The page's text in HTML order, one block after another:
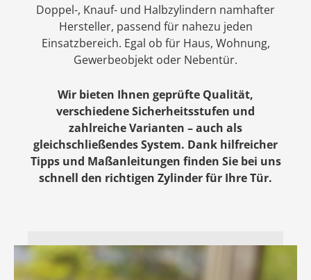
Doppel-, Knauf- und Halbzylindern namhafter
Hersteller, passend für nahezu jeden
Einsatzbereich. Egal ob für Haus, Wohnung,
Gewerbeobjekt oder Nebentür.
Wir bieten Ihnen geprüfte Qualität,
verschiedene Sicherheitsstufen und
zahlreiche Varianten – auch als
gleichschließendes System. Dank hilfreicher
Tipps und Maßanleitungen finden Sie bei uns
schnell den richtigen Zylinder für Ihre Tür.